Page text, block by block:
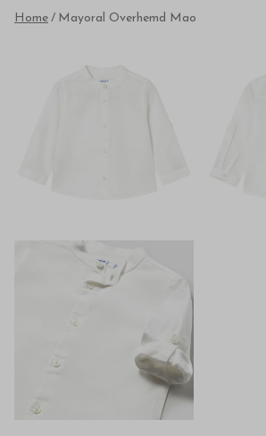
kinderkleding
webshop
Home Mayoral Overhemd Mao